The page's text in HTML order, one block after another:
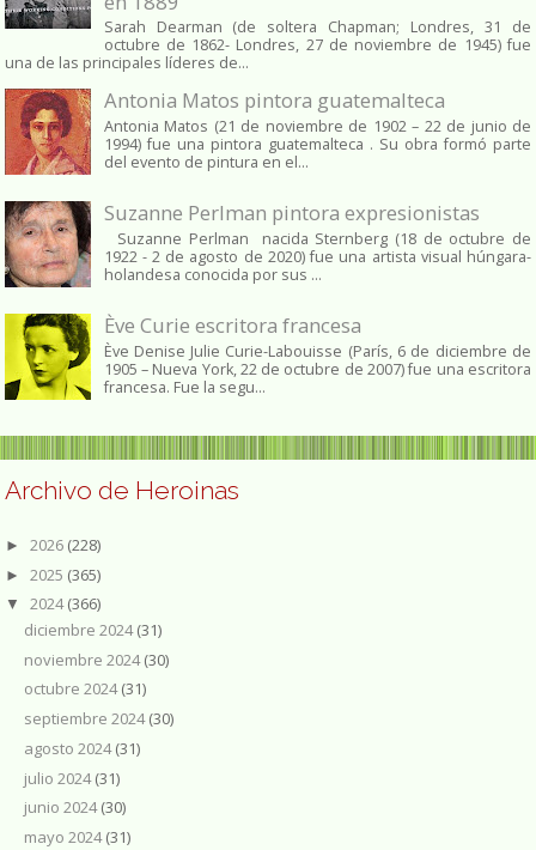
Sarah Dearman (de soltera Chapman; Londres, 31 de
octubre de 1862​- Londres, 27 de noviembre de 1945)​ fue
una de las principales líderes de...
Antonia Matos pintora guatemalteca
Antonia Matos (21 de noviembre de 1902 – 22 de junio de
1994) fue una pintora guatemalteca . Su obra formó parte
del evento de pintura en el...
Suzanne Perlman pintora expresionistas
Suzanne Perlman nacida Sternberg (18 de octubre de
1922 - 2 de agosto de 2020) fue una artista visual húngara-
holandesa conocida por sus ...
Ève Curie escritora francesa
Ève Denise Julie Curie-Labouisse (París, 6 de diciembre de
1905 – Nueva York, 22 de octubre de 2007) fue una escritora
francesa. Fue la segu...
Archivo de Heroinas
► 2026 (228)
► 2025 (365)
▼ 2024(366)
diciembre 2024(31)
noviembre 2024(30)
octubre 2024(31)
septiembre 2024(30)
agosto 2024(31)
julio 2024(31)
junio 2024(30)
mayo 2024(31)